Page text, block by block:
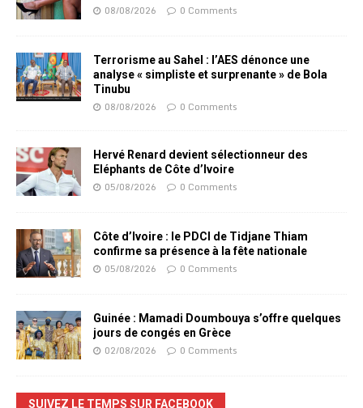
08/08/2026 0 Comments
Terrorisme au Sahel : l’AES dénonce une
analyse « simpliste et surprenante » de Bola
Tinubu
08/08/2026 0 Comments
Hervé Renard devient sélectionneur des
Eléphants de Côte d’Ivoire
05/08/2026 0 Comments
Côte d’Ivoire : le PDCI de Tidjane Thiam
confirme sa présence à la fête nationale
05/08/2026 0 Comments
Guinée : Mamadi Doumbouya s’offre quelques
jours de congés en Grèce
02/08/2026 0 Comments
SUIVEZ LE TEMPS SUR FACEBOOK